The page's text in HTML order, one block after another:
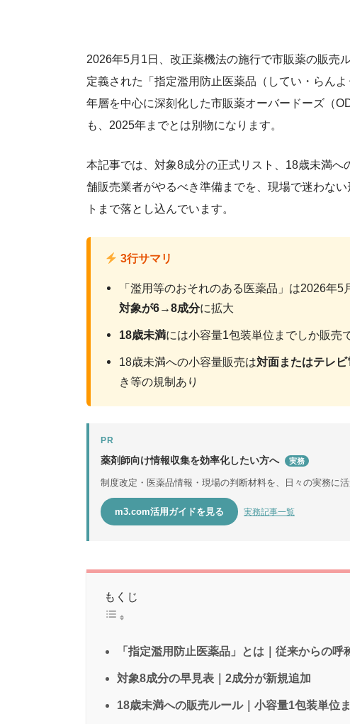
2026年5月1日、改正薬機法の施行で市販薬の販売
定義された「指定濫用防止医薬品（してい・らん
年層を中心に深刻化した市販薬オーバードーズ（
も、2025年までとは別物になります。
本記事では、対象8成分の正式リスト、18歳未満
舗販売業者がやるべき準備までを、現場で迷わな
トまで落とし込んでいます。
3行サマリ
「濫用等のおそれのある医薬品」は2026年5
対象が6→8成分に拡大
18歳未満には小容量1包装単位までしか販売
18歳未満への小容量販売は対面またはテレビ
き等の規制あり
PR
薬剤師向け情報収集を効率化したい方へ 実務
制度改定・医薬品情報・現場の判断材料を、日々の実務に
m3.com活用ガイドを見る 実務記事一覧
もくじ
「指定濫用防止医薬品」とは｜従来からの呼
対象8成分の早見表｜2成分が新規追加
18歳未満への販売ルール｜小容量1包装単位